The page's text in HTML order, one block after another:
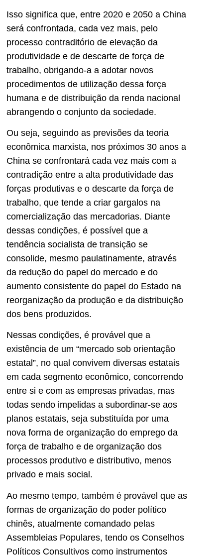
Isso significa que, entre 2020 e 2050 a China
será confrontada, cada vez mais, pelo
processo contraditório de elevação da
produtividade e de descarte de força de
trabalho, obrigando-a a adotar novos
procedimentos de utilização dessa força
humana e de distribuição da renda nacional
abrangendo o conjunto da sociedade.
Ou seja, seguindo as previsões da teoria
econômica marxista, nos próximos 30 anos a
China se confrontará cada vez mais com a
contradição entre a alta produtividade das
forças produtivas e o descarte da força de
trabalho, que tende a criar gargalos na
comercialização das mercadorias. Diante
dessas condições, é possível que a
tendência socialista de transição se
consolide, mesmo paulatinamente, através
da redução do papel do mercado e do
aumento consistente do papel do Estado na
reorganização da produção e da distribuição
dos bens produzidos.
Nessas condições, é provável que a
existência de um “mercado sob orientação
estatal”, no qual convivem diversas estatais
em cada segmento econômico, concorrendo
entre si e com as empresas privadas, mas
todas sendo impelidas a subordinar-se aos
planos estatais, seja substituída por uma
nova forma de organização do emprego da
força de trabalho e de organização dos
processos produtivo e distributivo, menos
privado e mais social.
Ao mesmo tempo, também é provável que as
formas de organização do poder político
chinês, atualmente comandado pelas
Assembleias Populares, tendo os Conselhos
Políticos Consultivos como instrumentos